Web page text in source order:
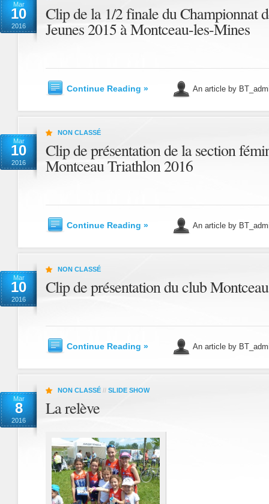
Mar
10
2016
Clip de la 1/2 finale du Championnat
Jeunes 2015 à Montceau-les-Mines
Continue Reading » An article by
Mar
10
2016
NON CLASSÉ
Clip de présentation de la section
Montceau Triathlon 2016
Continue Reading » An article by
Mar
10
2016
NON CLASSÉ
Clip de présentation du club
Continue Reading » An article by
Mar
8
2016
NON CLASSÉ // SLIDE SHOW
La relève